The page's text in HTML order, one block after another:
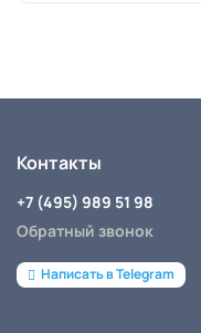
Контакты
+7 (495) 989 51 98
Обратный звонок
Написать в Telegram